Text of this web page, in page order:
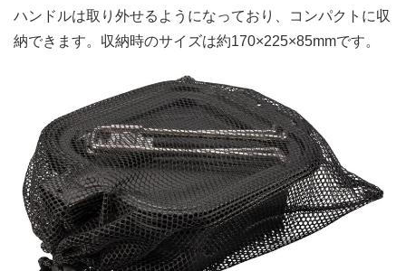
ハンドルは取り外せるようになっており、コンパクトに収
納できます。収納時のサイズは約170×225×85mmです。